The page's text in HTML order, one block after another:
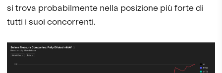
si trova probabilmente nella posizione più forte di
tutti i suoi concorrenti.